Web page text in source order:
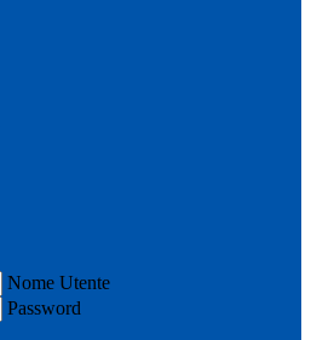
Nome Utente
Password